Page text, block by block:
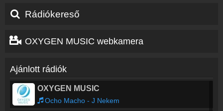
Rádiókereső
OXYGEN MUSIC webkamera
Ajánlott rádiók
OXYGEN MUSIC
Ocho Macho - J Nekem